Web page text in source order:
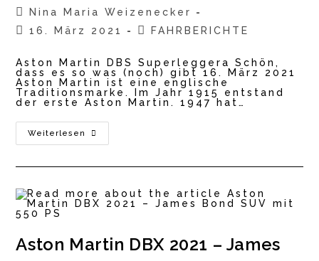
Beitrags-
Autor:
Nina Maria Weizenecker
Beitrag
16. März 2021
Beitrags-
FAHRBERICHTE
Aston Martin DBS Superleggera Schön,
dass es so was (noch) gibt 16. März 2021
Aston Martin ist eine englische
Traditionsmarke. Im Jahr 1915 entstand
der erste Aston Martin. 1947 hat…
Weiterlesen
Aston
Martin
Dass
Es
Gibt
Aston Martin DBX 2021 – James